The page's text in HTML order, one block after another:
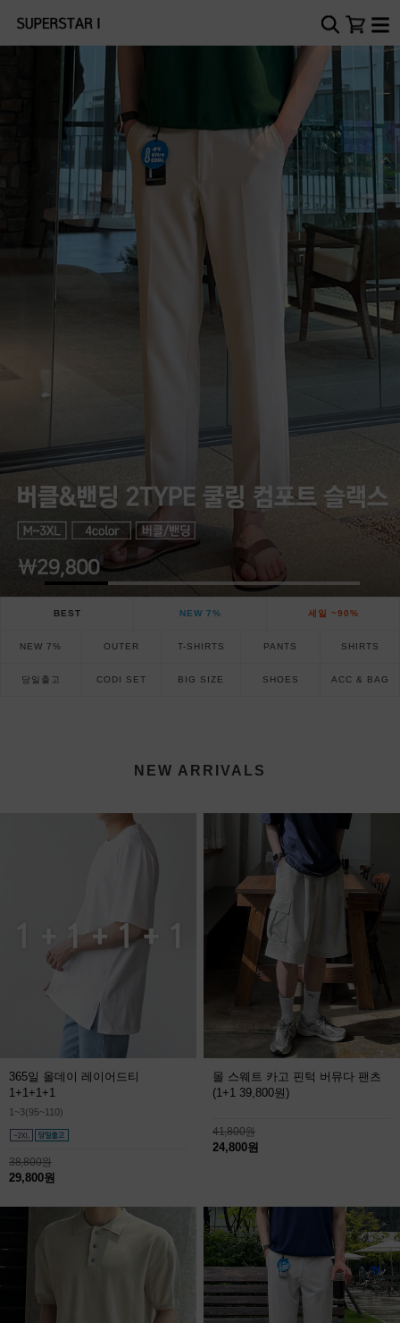
BEST NEW 7% 세일 ~90%
NEW 7% OUTER T-SHIRTS PANTS SHIRTS
당일출고 CODI SET BIG SIZE SHOES ACC & BAG
NEW ARRIVALS
365일 올데이 레이어드티
1+1+1+1
1~3(95~110)
38,800원
29,800원
몰 스웨트 카고 핀턱 버뮤다 팬츠
(1+1 39,800원)
41,800원
24,800원